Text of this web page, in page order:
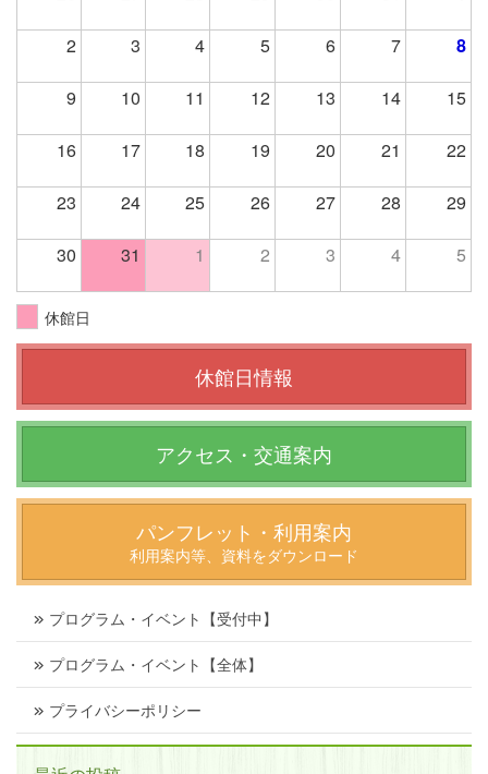
2 3 4 5 6 7 8
9 10 11 12 13 14 15
16 17 18 19 20 21 22
23 24 25 26 27 28 29
30 31 1 2 3 4 5
休館日
休館日情報
アクセス・交通案内
パンフレット・利用案内
利用案内等、資料をダウンロード
プログラム・イベント【受付中】
プログラム・イベント【全体】
プライバシーポリシー